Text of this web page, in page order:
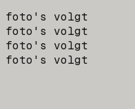
foto's volgt
foto's volgt
foto's volgt
foto's volgt